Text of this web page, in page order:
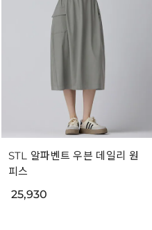
STL 알파벤트 우븐 데일리 원
피스
25,930